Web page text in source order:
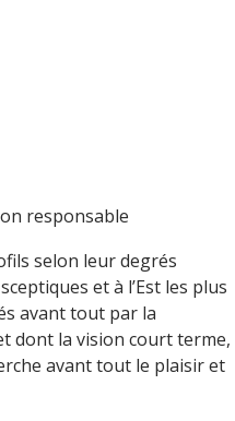
responsable
selon leur degrés
et à l’Est les plus
avant tout par la
dont la vision court terme,
avant tout le plaisir et